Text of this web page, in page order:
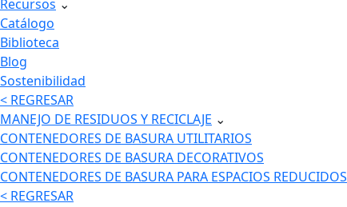
Recursos ⌄
Catálogo
Biblioteca
Blog
Sostenibilidad
< REGRESAR
MANEJO DE RESIDUOS Y RECICLAJE ⌄
CONTENEDORES DE BASURA UTILITARIOS
CONTENEDORES DE BASURA DECORATIVOS
CONTENEDORES DE BASURA PARA ESPACIOS REDUCIDOS
< REGRESAR